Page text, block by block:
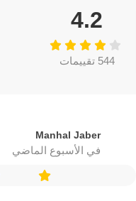
4.2
544 تقييمات
Manhal Jaber
في الأسبوع الماضي